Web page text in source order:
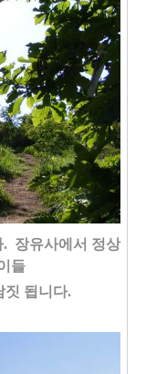
장유사에서 정상
들
됩니다.